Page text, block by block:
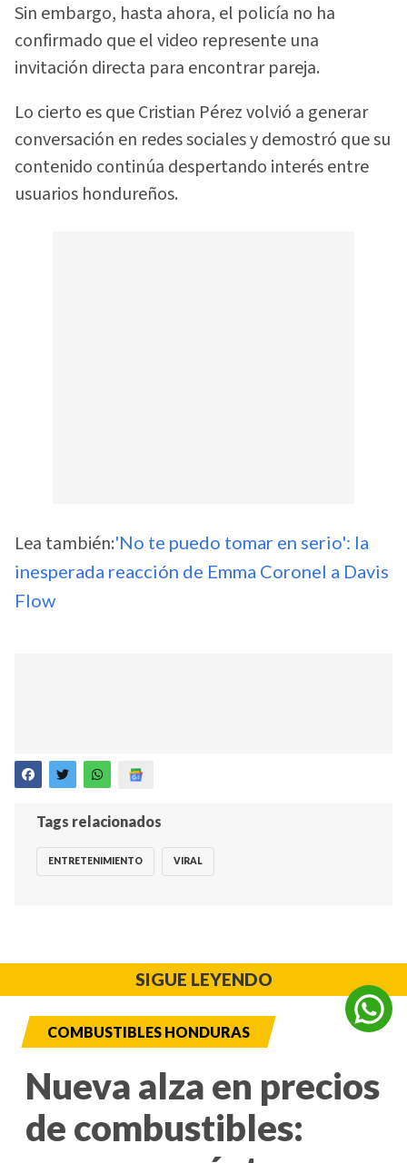
Sin embargo, hasta ahora, el policía no ha
confirmado que el video represente una
invitación directa para encontrar pareja.
Lo cierto es que Cristian Pérez volvió a generar
conversación en redes sociales y demostró que su
contenido continúa despertando interés entre
usuarios hondureños.
Lea también:'No te puedo tomar en serio': la
inesperada reacción de Emma Coronel a Davis
Flow
Tags relacionados
ENTRETENIMIENTO VIRAL
SIGUE LEYENDO
COMBUSTIBLES HONDURAS
Nueva alza en precios
de combustibles: